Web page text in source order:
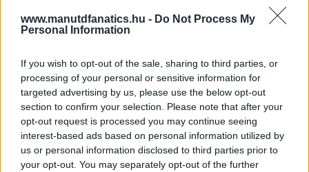
www.manutdfanatics.hu - Do Not Process My
Personal Information
If you wish to opt-out of the sale, sharing to third parties, or
processing of your personal or sensitive information for
targeted advertising by us, please use the below opt-out
section to confirm your selection. Please note that after your
opt-out request is processed you may continue seeing
interest-based ads based on personal information utilized by
us or personal information disclosed to third parties prior to
your opt-out. You may separately opt-out of the further